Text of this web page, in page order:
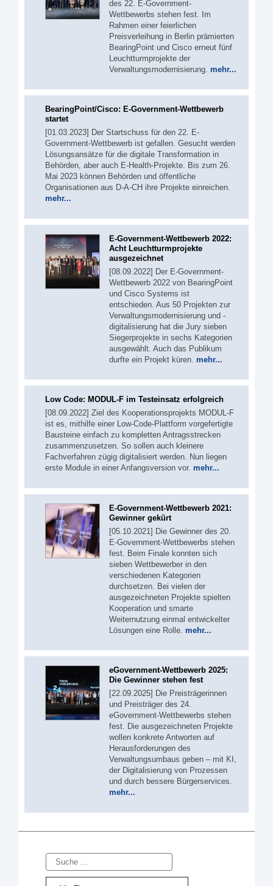
des 22. E-Government-
Wettbewerbs stehen fest. Im
Rahmen einer feierlichen
Preisverleihung in Berlin prämierten
BearingPoint und Cisco erneut fünf
Leuchtturmprojekte der
Verwaltungsmodernisierung. mehr...
BearingPoint/Cisco: E-Government-Wettbewerb
startet
[01.03.2023] Der Startschuss für den 22. E-
Government-Wettbewerb ist gefallen. Gesucht werden
Lösungsansätze für die digitale Transformation in
Behörden, aber auch E-Health-Projekte. Bis zum 26.
Mai 2023 können Behörden und öffentliche
Organisationen aus D-A-CH ihre Projekte einreichen.
mehr...
E-Government-Wettbewerb 2022:
Acht Leuchtturmprojekte
ausgezeichnet
[08.09.2022] Der E-Government-
Wettbewerb 2022 von BearingPoint
und Cisco Systems ist
entschieden. Aus 50 Projekten zur
Verwaltungsmodernisierung und -
digitalisierung hat die Jury sieben
Siegerprojekte in sechs Kategorien
ausgewählt. Auch das Publikum
durfte ein Projekt küren. mehr...
Low Code: MODUL-F im Testeinsatz erfolgreich
[08.09.2022] Ziel des Kooperationsprojekts MODUL-F
ist es, mithilfe einer Low-Code-Plattform vorgefertigte
Bausteine einfach zu kompletten Antragsstrecken
zusammenzusetzen. So sollen auch kleinere
Fachverfahren zügig digitalisiert werden. Nun liegen
erste Module in einer Anfangsversion vor. mehr...
E-Government-Wettbewerb 2021:
Gewinner gekürt
[05.10.2021] Die Gewinner des 20.
E-Government-Wettbewerbs stehen
fest. Beim Finale konnten sich
sieben Wettbewerber in den
verschiedenen Kategorien
durchsetzen. Bei vielen der
ausgezeichneten Projekte spielten
Kooperation und smarte
Weiternutzung einmal entwickelter
Lösungen eine Rolle. mehr...
eGovernment-Wettbewerb 2025:
Die Gewinner stehen fest
[22.09.2025] Die Preisträgerinnen
und Preisträger des 24.
eGovernment-Wettbewerbs stehen
fest. Die ausgezeichneten Projekte
wollen konkrete Antworten auf
Herausforderungen des
Verwaltungsumbaus geben – mit KI,
der Digitalisierung von Prozessen
und durch bessere Bürgerservices.
mehr...
Suche